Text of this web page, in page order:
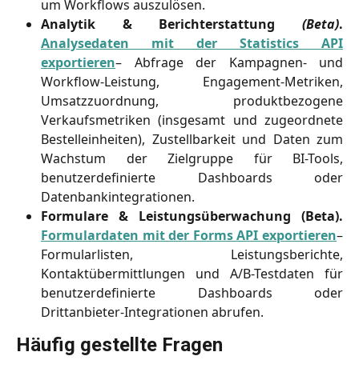
um Workflows auszulösen.
Analytik & Berichterstattung (Beta).
Analysedaten mit der Statistics API
exportieren– Abfrage der Kampagnen- und
Workflow-Leistung, Engagement-Metriken,
Umsatzzuordnung, produktbezogene
Verkaufsmetriken (insgesamt und zugeordnete
Bestelleinheiten), Zustellbarkeit und Daten zum
Wachstum der Zielgruppe für BI-Tools,
benutzerdefinierte Dashboards oder
Datenbankintegrationen.
Formulare & Leistungsüberwachung (Beta).
Formulardaten mit der Forms API exportieren–
Formularlisten, Leistungsberichte,
Kontaktübermittlungen und A/B-Testdaten für
benutzerdefinierte Dashboards oder
Drittanbieter-Integrationen abrufen.
Häufig gestellte Fragen